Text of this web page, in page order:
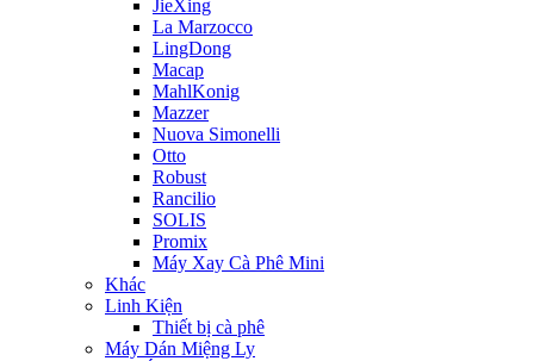
JieXing
La Marzocco
LingDong
Macap
MahlKonig
Mazzer
Nuova Simonelli
Otto
Robust
Rancilio
SOLIS
Promix
Máy Xay Cà Phê Mini
Khác
Linh Kiện
Thiết bị cà phê
Máy Dán Miệng Ly